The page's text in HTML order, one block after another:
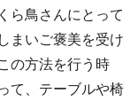
ら鳥さんにとって
まいご褒美を受け
の方法を行う時
て、テーブルや椅